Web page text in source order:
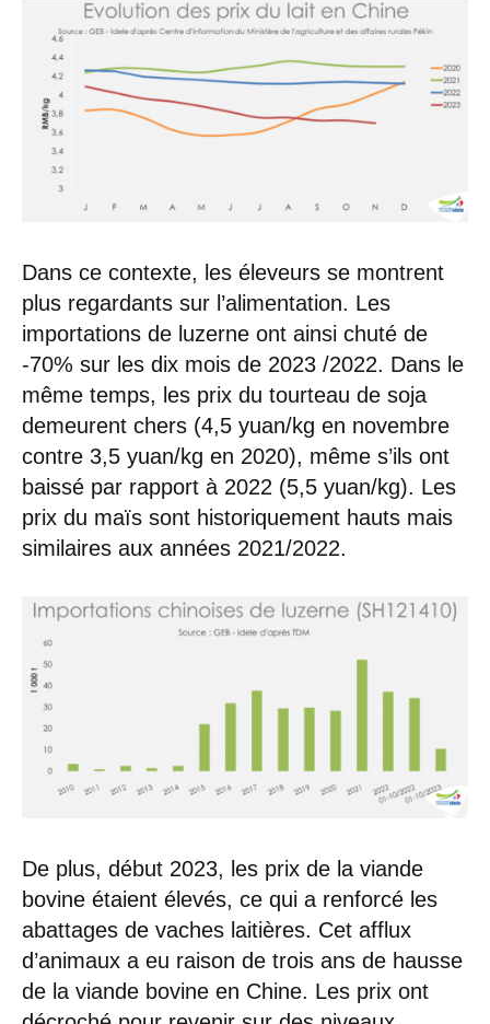
Dans ce contexte, les éleveurs se montrent
plus regardants sur l’alimentation. Les
importations de luzerne ont ainsi chuté de
-70% sur les dix mois de 2023 /2022. Dans le
même temps, les prix du tourteau de soja
demeurent chers (4,5 yuan/kg en novembre
contre 3,5 yuan/kg en 2020), même s’ils ont
baissé par rapport à 2022 (5,5 yuan/kg). Les
prix du maïs sont historiquement hauts mais
similaires aux années 2021/2022.
De plus, début 2023, les prix de la viande
bovine étaient élevés, ce qui a renforcé les
abattages de vaches laitières. Cet afflux
d’animaux a eu raison de trois ans de hausse
de la viande bovine en Chine. Les prix ont